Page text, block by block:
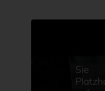
Sie